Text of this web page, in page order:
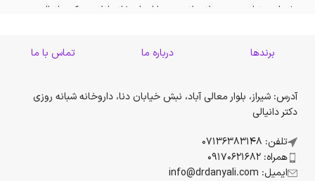
شما می‌توانید محصولات لامینین را از داروخانه انلاین دکتر دانیالی
برندها درباره ما تماس با ما
آدرس: شیراز، بلوار معالی آباد، نبش خیابان دنا، داروخانه شبانه روزی
دکتر دانیالی
تلفن: 07136383148
همراه: 09170621682
ایمیل: info@drdanyali.com